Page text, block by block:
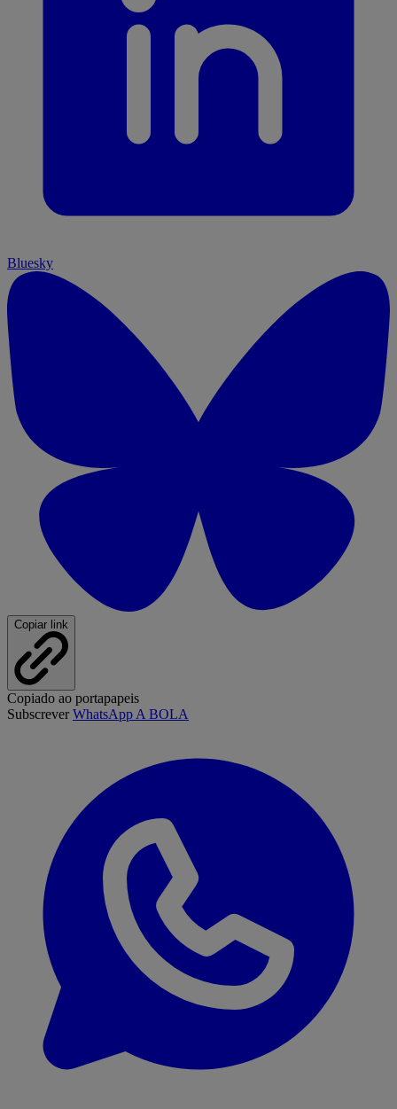
Bluesky
Copiar link
Copiado ao portapapeis
SubscreverWhatsApp A BOLA